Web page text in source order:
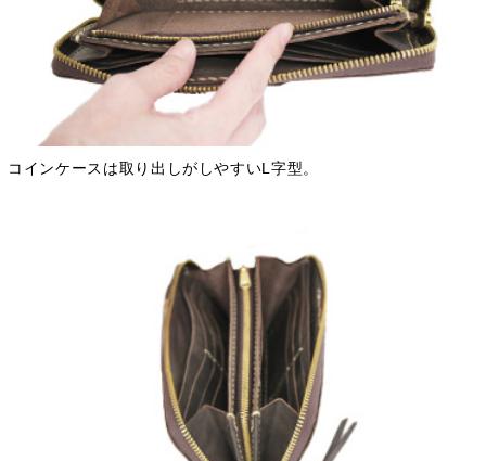
コインケースは取り出しがしやすいL字型。